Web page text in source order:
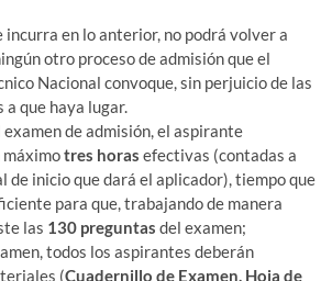
incurra en lo anterior, no podrá volver a
otro proceso de admisión que el
Nacional convoque, sin perjuicio de las
a que haya lugar.
de admisión, el aspirante
máximotres horas efectivas (contadas a
de inicio que dará el aplicador), tiempo que
para que, trabajando de manera
las 130 preguntas del examen;
todos los aspirantes deberán
(Cuadernillo de Examen, Hoja de